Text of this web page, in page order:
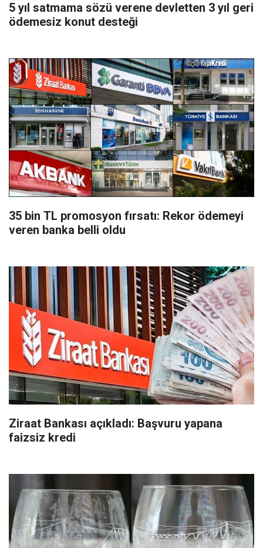
5 yıl satmama sözü verene devletten 3 yıl geri
ödemesiz konut desteği
35 bin TL promosyon fırsatı: Rekor ödemeyi
veren banka belli oldu
Ziraat Bankası açıkladı: Başvuru yapana
faizsiz kredi